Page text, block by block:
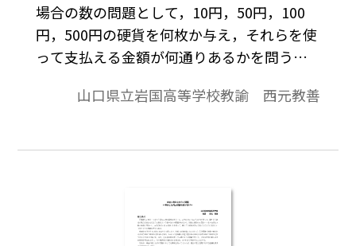
場合の数の問題として，10円，50円，100
円，500円の硬貨を何枚か与え，それらを使
って支払える金額が何通りあるかを問うも
れがうまく機能するような枚数設定がして
さらには一般の場合ではどのような結果に
た。※文中の数式は，「Tosho数式エディ
タ」で作成されています。ワード文書で数式
を正しく表示するためには，「Tosho数式エ
山口県立岩国高等学校教諭 西元教善